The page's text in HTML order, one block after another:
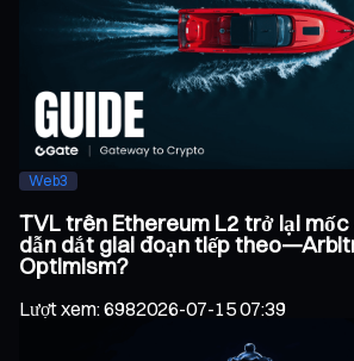
Web3
TVL trên Ethereum L2 trở lại mốc
dẫn dắt giai đoạn tiếp
Optimism?
Lượt xem:6982026-07-15 07:39